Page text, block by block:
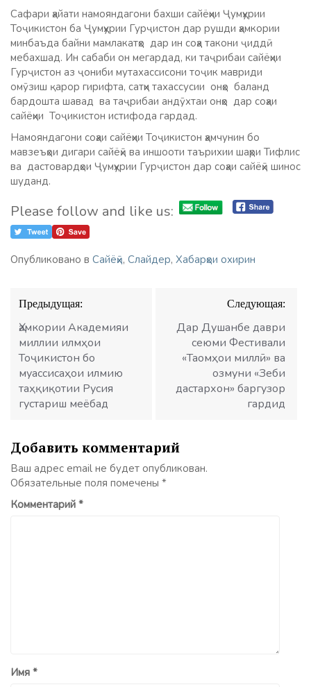
Сафари ҳайати намояндагони бахши сайёҳии Ҷумҳурии
Тоҷикистон ба Ҷумҳурии Гурҷистон дар рушди ҳамкории
минбаъда байни мамлакатҳо дар ин соҳа такони ҷиддӣ
мебахшад. Ин сабаби он мегардад, ки таҷрибаи сайёҳии
Гурҷистон аз ҷониби мутахассисони тоҷик мавриди
омӯзиш қарор гирифта, сатҳи тахассусии онҳо баланд
бардошта шавад ва таҷрибаи андӯхтаи онҳо дар соҳаи
сайёҳии Тоҷикистон истифода гардад.
Намояндагони соҳаи сайёҳии Тоҷикистон ҳамчунин бо
мавзеъҳои дигари сайёҳӣ ва иншооти таърихии шаҳри Тифлис
ва дастовардҳои Ҷумҳурии Гурҷистон дар соҳаи сайёҳӣ шинос
шуданд.
Please follow and like us:
Опубликовано в Сайёҳӣ, Слайдер, Хабарҳои охирин
Навигация
по
записям
Предыдущая:
Ҳамкории Академияи
миллии илмҳои
Тоҷикистон бо
муассисаҳои илмию
таҳқиқотии Русия
густариш меёбад
Следующая:
Дар Душанбе даври
сеюми Фестивали
«Таомҳои миллӣ» ва
озмуни «Зеби
дастархон» баргузор
гардид
Добавить комментарий
Ваш адрес email не будет опубликован.
Обязательные поля помечены *
Комментарий *
Имя *